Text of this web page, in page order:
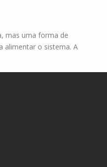
mas uma forma de
alimentar o sistema. A